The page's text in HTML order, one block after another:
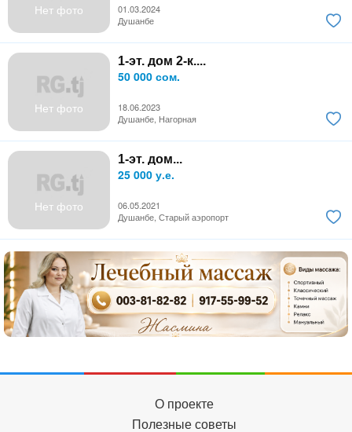
Нет фото
01.03.2024
Душанбе
Нет фото
1-эт. дом 2-к....
50 000 сом.
18.06.2023
Душанбе, Нагорная
Нет фото
1-эт. дом...
25 000 у.е.
06.05.2021
Душанбе, Старый аэропорт
О проекте
Полезные советы